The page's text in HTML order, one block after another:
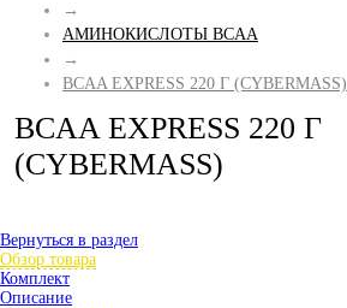
→
АМИНОКИСЛОТЫ BCAA
→
BCAA EXPRESS 220 Г (CYBERMASS)
BCAA EXPRESS 220 Г
(CYBERMASS)
Вернуться в раздел
Обзор товара
Комплект
Описание